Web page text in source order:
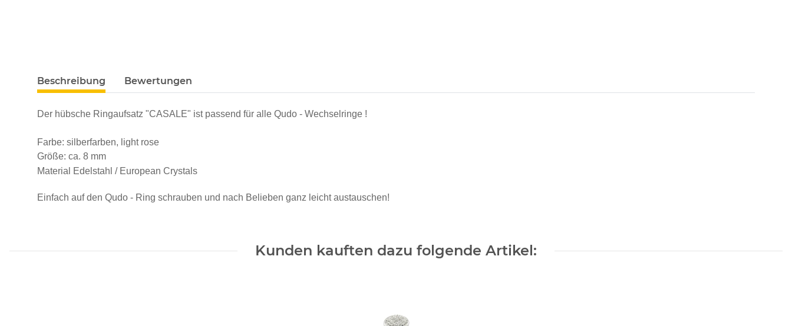
Beschreibung Bewertungen
Der hübsche Ringaufsatz "CASALE" ist passend für alle Qudo - Wechselringe !
Farbe: silberfarben, light rose
Größe: ca. 8 mm
Material Edelstahl / European Crystals
Einfach auf den Qudo - Ring schrauben und nach Belieben ganz leicht austauschen!
Kunden kauften dazu folgende Artikel: